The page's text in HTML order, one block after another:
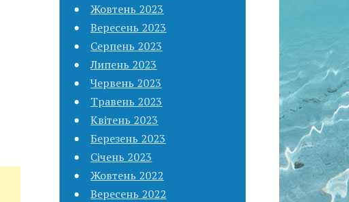
Жовтень 2023
Вересень 2023
Серпень 2023
Липень 2023
Червень 2023
Травень 2023
Квітень 2023
Березень 2023
Січень 2023
Жовтень 2022
Вересень 2022